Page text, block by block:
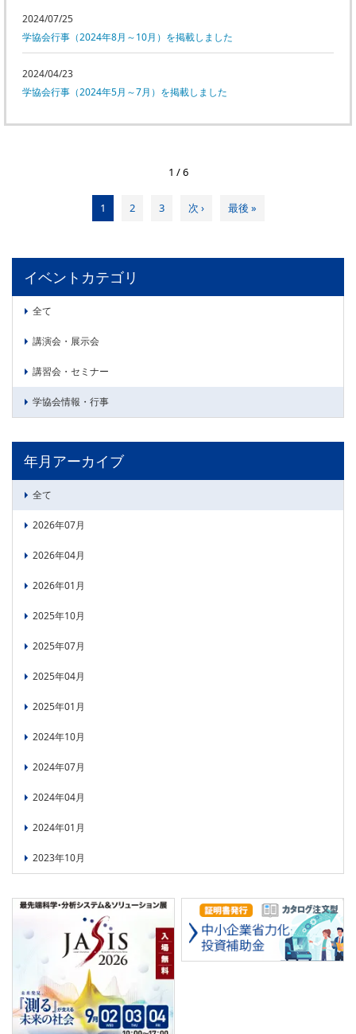
イベント
PICK UP CONTENTS
2024/07/25
学協会行事（2024年8月～10月）を掲載しました
2024/04/23
学協会行事（2024年5月～7月）を掲載しました
1 / 6
1 2 3 次 › 最後 »
イベントカテゴリ
全て
講演会・展示会
講習会・セミナー
学協会情報・行事
年月アーカイブ
全て
2026年07月
2026年04月
2026年01月
2025年10月
2025年07月
2025年04月
2025年01月
2024年10月
2024年07月
2024年04月
2024年01月
2023年10月